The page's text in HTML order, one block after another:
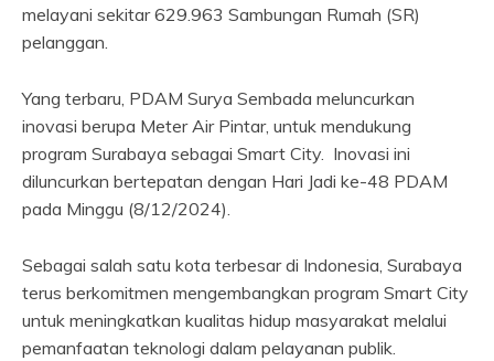
melayani sekitar 629.963 Sambungan Rumah (SR)
pelanggan.
Yang terbaru, PDAM Surya Sembada meluncurkan
inovasi berupa Meter Air Pintar, untuk mendukung
program Surabaya sebagai Smart City. Inovasi ini
diluncurkan bertepatan dengan Hari Jadi ke-48 PDAM
pada Minggu (8/12/2024).
Sebagai salah satu kota terbesar di Indonesia, Surabaya
terus berkomitmen mengembangkan program Smart City
untuk meningkatkan kualitas hidup masyarakat melalui
pemanfaatan teknologi dalam pelayanan publik.